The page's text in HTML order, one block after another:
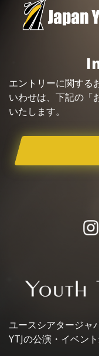
エントリーに関する
いわせは、下記の「
いたします。
ユースシアタージャ
YTJの公演・イベン